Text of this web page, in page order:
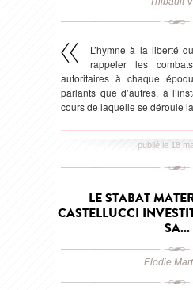
L’hymne à la liberté
rappeler les
autoritaires à chaque
parlants que d’autres, à
cours de laquelle se déroule
publié le 18
LE STABAT
CASTELLUCCI
SA...
Elodie